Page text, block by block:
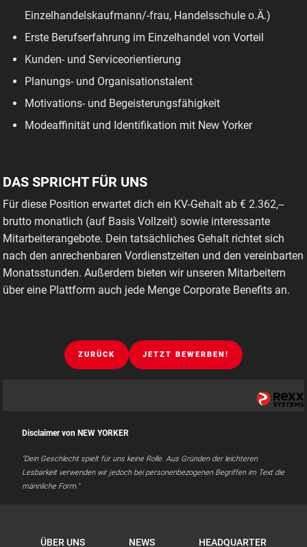
Einzelhandelskaufmann/-frau, Handelsschule o.Ä.)
Erste Berufserfahrung im Einzelhandel von Vorteil
Kunden- und Serviceorientierung
Planungs- und Organisationstalent
Motivations- und Begeisterungsfähigkeit
Modeaffinität und Identifikation mit New Yorker
DAS SPRICHT FÜR UNS
Für diese Position erwartet dich ein KV-Gehalt ab € 2.362,--
brutto monatlich (auf Basis Vollzeit) sowie interessante
Mitarbeiterangebote. Dein tatsächliches Gehalt richtet sich
nach den anrechenbaren Vordienstzeiten und den vereinbarten
Monatsstunden. Außerdem bieten wir unseren Mitarbeitern
über eine Plattform auch jede Menge Corporate Benefits an.
ZURÜCK JETZT BEWERBEN!
Disclaimer von NEW YORKER
"Dein Geschlecht spielt für uns keine Rolle. Aus Gründen der leichteren
Lesbarkeit verwenden wir jedoch bei personenbezogenen Begriffen im Text die
männliche Form."
ÜBER UNS NEWS HEADQUARTER